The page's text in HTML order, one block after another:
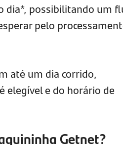
dia*, possibilitando um
pelo
até um dia corrido,
elegível e do horário de
Getnet?